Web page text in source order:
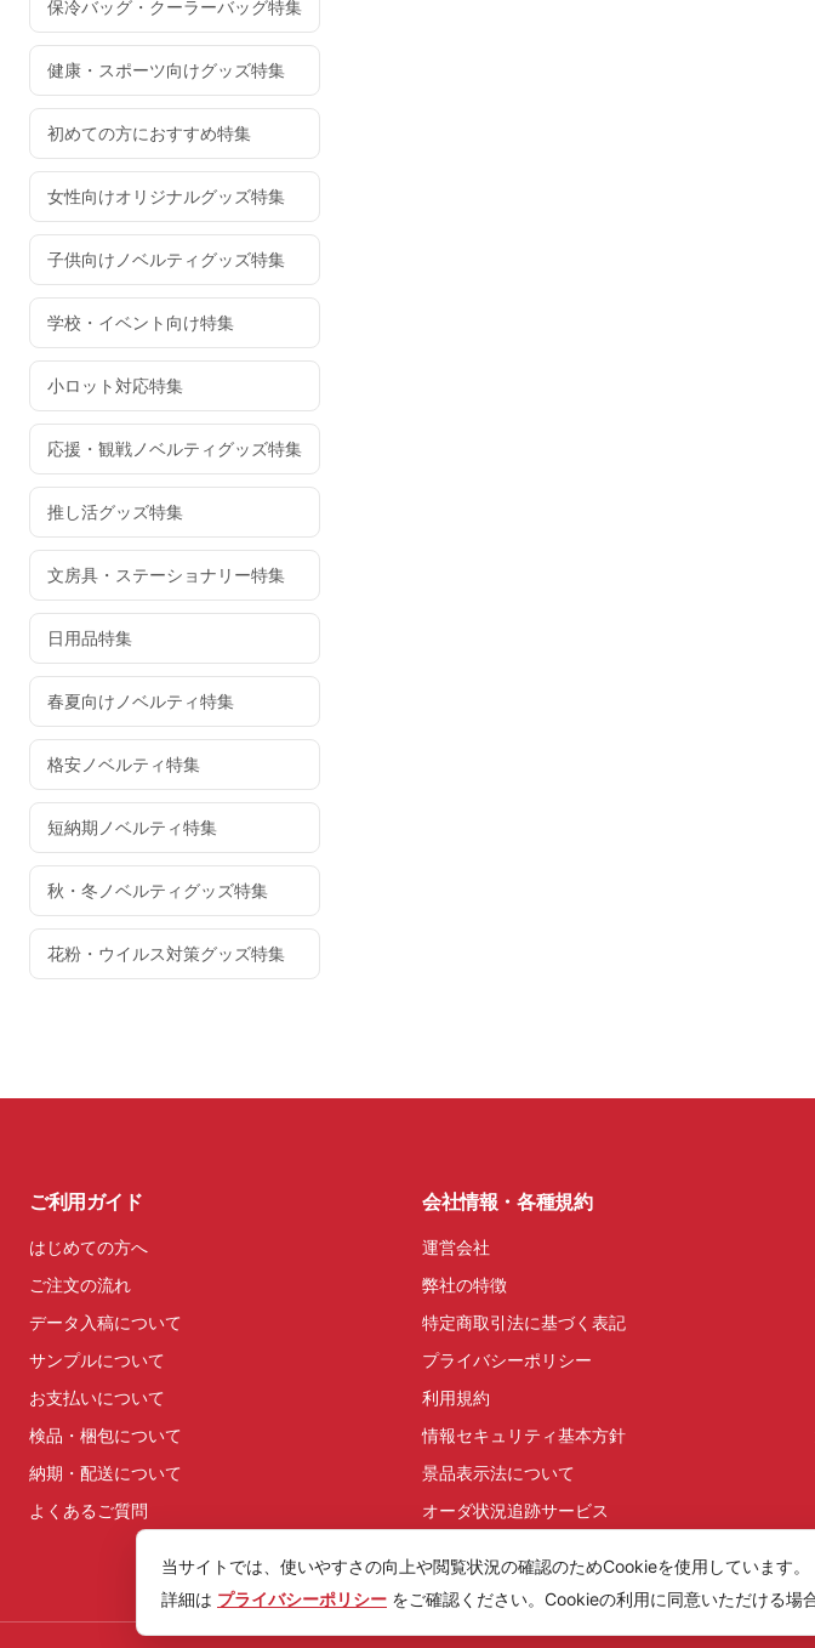
保冷バッグ・クーラーバッグ特集
健康・スポーツ向けグッズ特集
初めての方におすすめ特集
女性向けオリジナルグッズ特集
子供向けノベルティグッズ特集
学校・イベント向け特集
小ロット対応特集
応援・観戦ノベルティグッズ特集
推し活グッズ特集
文房具・ステーショナリー特集
日用品特集
春夏向けノベルティ特集
格安ノベルティ特集
短納期ノベルティ特集
秋・冬ノベルティグッズ特集
花粉・ウイルス対策グッズ特集
ご利用ガイド
はじめての方へ
ご注文の流れ
データ入稿について
サンプルについて
お支払いについて
検品・梱包について
納期・配送について
よくあるご質問
会社情報・各種規約
運営会社
弊社の特徴
特定商取引法に基づく表記
プライバシーポリシー
利用規約
情報セキュリティ基本方針
景品表示法について
オーダ状況追跡サービス
当サイトでは、使いやすさの向上や閲覧状況の確認のためCookieを使用しています。
詳細は プライバシーポリシー をご確認ください。Cookieの利用に同意いただける場